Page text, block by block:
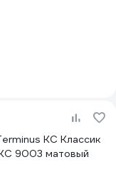
КС Классик
9003 матовый